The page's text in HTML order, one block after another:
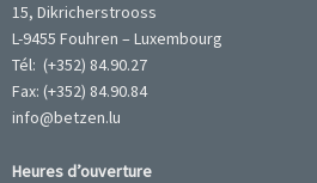
15, Dikricherstrooss
L-9455 Fouhren – Luxembourg
Tél: (+352) 84.90.27
Fax: (+352) 84.90.84
info@betzen.lu
Heures d’ouverture